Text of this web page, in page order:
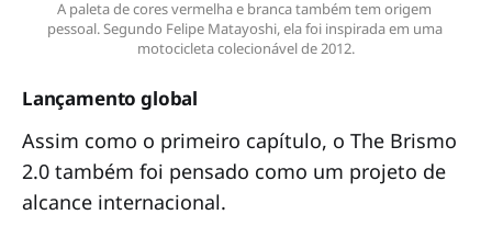
A paleta de cores vermelha e branca também tem origem
pessoal. Segundo Felipe Matayoshi, ela foi inspirada em uma
motocicleta colecionável de 2012.
Lançamento global
Assim como o primeiro capítulo, o The Brismo
2.0 também foi pensado como um projeto de
alcance internacional.